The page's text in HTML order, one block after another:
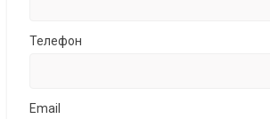
Телефон
Email